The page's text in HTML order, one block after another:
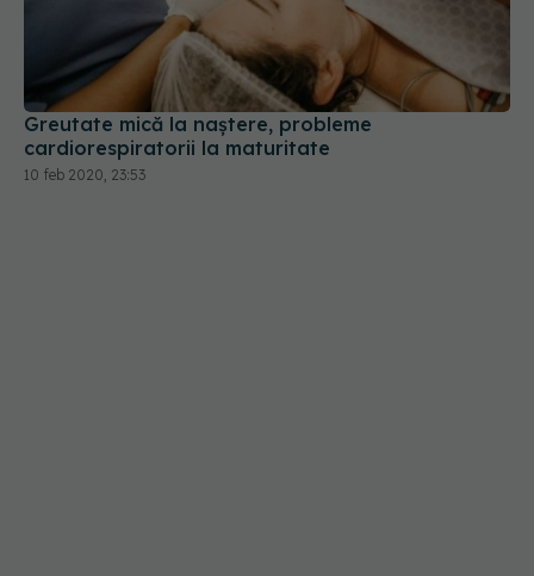
Greutate mică la naștere, probleme
cardiorespiratorii la maturitate
10 feb 2020, 23:53